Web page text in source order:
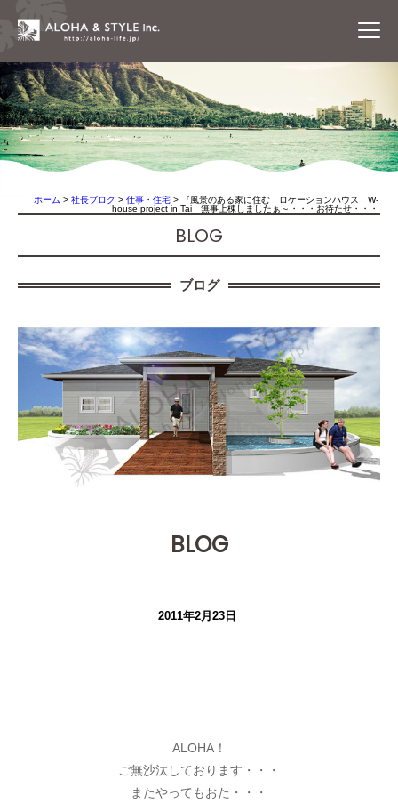
ホーム > 社長ブログ> 仕事・住宅>
『風景のある家に住む ロケーションハウス W-
house project in Tai 無事上棟しましたぁ～・・・お待たせ・・・
BLOG
ブログ
BLOG
2011年2月23日
ALOHA！
ご無沙汰しております・・・
またやってもおた・・・